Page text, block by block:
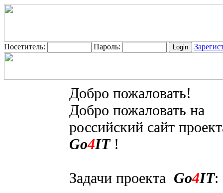
Посетитель: Пароль:
Добро пожаловать!
Добро пожаловать на
российский сайт
Go4IT!
Задачи проекта Go4IT: